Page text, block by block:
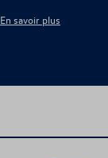
En savoir plus